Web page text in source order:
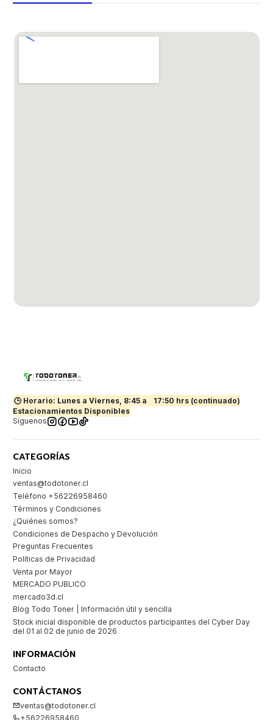
🕒 Horario: Lunes a Viernes, 8:45 a
17:50 hrs (continuado)
Estacionamientos Disponibles
Síguenos
CATEGORÍAS
Inicio
ventas@todotoner.cl
Teléfono +56226958460
Términos y Condiciones
¿Quiénes somos?
Condiciones de Despacho y Devolución
Preguntas Frecuentes
Políticas de Privacidad
Venta por Mayor
MERCADO PUBLICO
mercado3d.cl
Blog Todo Toner | Información útil y sencilla
Stock inicial disponible de productos participantes del Cyber Day
del 01 al 02 de junio de 2026
INFORMACIÓN
Contacto
CONTÁCTANOS
ventas@todotoner.cl
+56226958460